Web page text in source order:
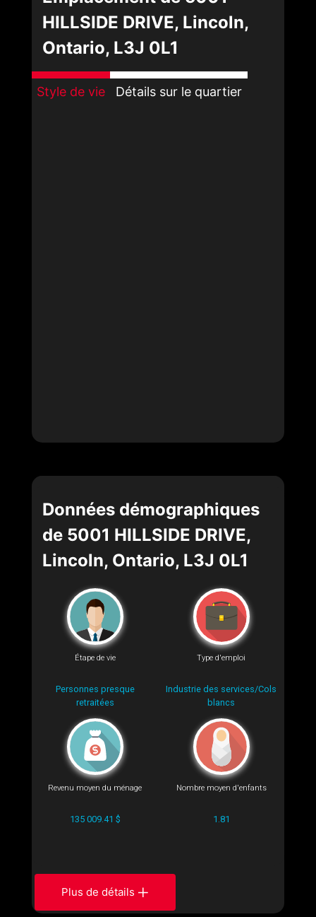
HILLSIDE DRIVE, Lincoln,
Ontario, L3J 0L1
Style de vie Détails sur le quartier
Données démographiques
de 5001 HILLSIDE DRIVE,
Lincoln, Ontario, L3J 0L1
Étape de vie
Personnes presque
retraitées
Type d'emploi
Industrie des services/Cols
blancs
Revenu moyen du ménage
135 009.41 $
Nombre moyen d'enfants
1.81
Plus de détails